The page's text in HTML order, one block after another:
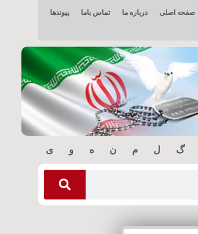
صفحه اصلی درباره ما تماس باما پیوندها
گ ل م ن ه و ی